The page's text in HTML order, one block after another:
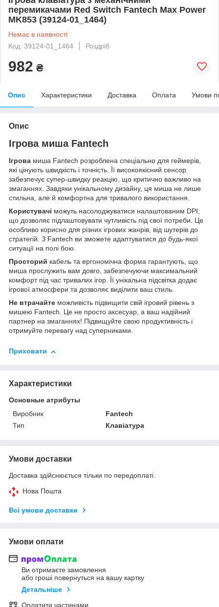
перемикачами Red Switch Fantech Max Power
MK853 (39124-01_1464)
Немає в наявності
Код: 39124-01_1464
Роздріб
982 ₴
Опис Характеристики Доставка Оплата Умови
Опис
Ігрова миша Fantech
Ігрова миша Fantech розроблена спеціально для геймерів,
які цінують швидкість і точність. Її високоякісний сенсор
забезпечує супер-швидку реакцію, що критично важливо на
змаганнях. Завдяки унікальному дизайну, ця миша не лише
стильна, але й комфортна для тривалого використання.
Користувачі можуть насолоджуватися налаштованим DPI,
що дозволяє підлаштовувати чутливість під свої потреби. Це
особливо корисно для різних ігрових жанрів, від шутерів до
стратегій. З Fantech ви зможете адаптуватися до будь-якої
ситуації на полі бою.
Просторий кабель та ергономічна форма гарантують, що
миша прослужить вам довго, забезпечуючи максимальний
комфорт під час тривалих ігор. Її унікальна підсвітка додає
ігрової атмосфери та дозволяє виділити ваш стиль.
Не втрачайте можливість підвищити свій ігровий рівень з
мишею Fantech. Це не просто аксесуар, а ваш надійний
партнер на змаганнях! Підвищуйте свою продуктивність і
отримуйте перевагу над суперниками.
Приховати
Характеристики
Основные атрибуты
Виробник
Fantech
Тип
Клавіатура
Умови доставки
Доставка здійснюється тільки по передоплаті.
Нова Пошта
Всі умови доставки
Умови оплати
Ви отримаєте замовлення
або гроші повернуться на вашу картку
Детальніше
Оплатити частинами